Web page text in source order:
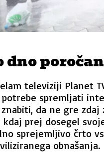
dno
televiziji Planet
spremljati
da ne gre zdaj
prej dosegel
sprejemljivo črto
obnašanja.